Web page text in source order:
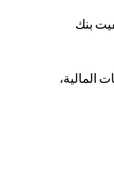
بنك
المالية،